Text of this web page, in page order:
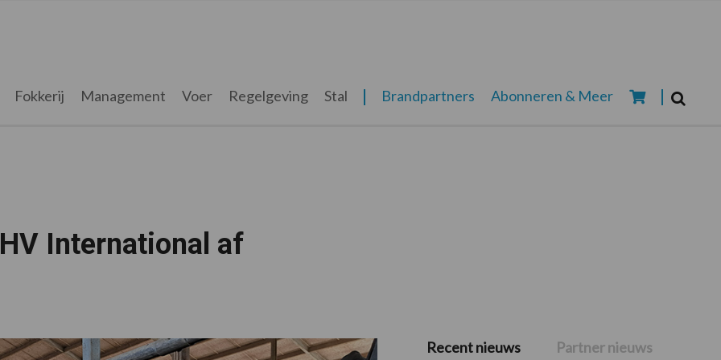
Fokkerij Management Voer Regelgeving Stal Brandpartners Abonneren & Meer
International af
Primaire
Recent nieuws Partner nieuws